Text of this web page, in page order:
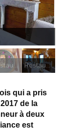
Restaurant Le Chalet, La salle
Restaurant Le Chalet, Pâté en croûte
qui a pris
de la
à deux
est